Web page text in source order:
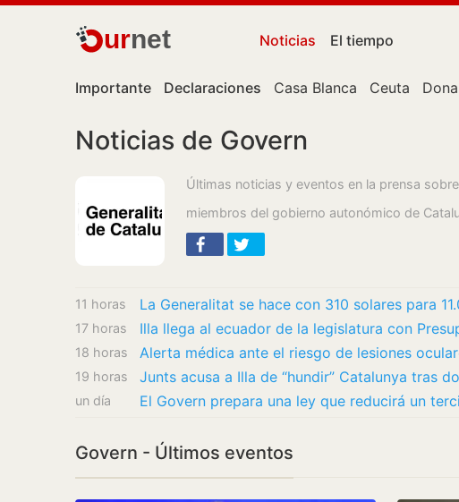
urnet Noticias El tiempo
Importante Declaraciones Casa Blanca Ceuta
Noticias de Govern
Últimas noticias y eventos en la prensa
miembros del gobierno autonómico de
11 horas La Generalitat se hace con 310 solares para
17 horas
18 horas
19 horas
un día El Govern prepara una ley que reducirá un
Govern - Últimos eventos